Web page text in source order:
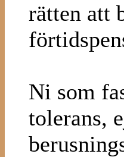
rätten att
Ni som
tolerans,